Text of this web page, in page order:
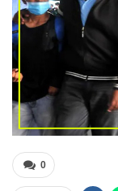
0